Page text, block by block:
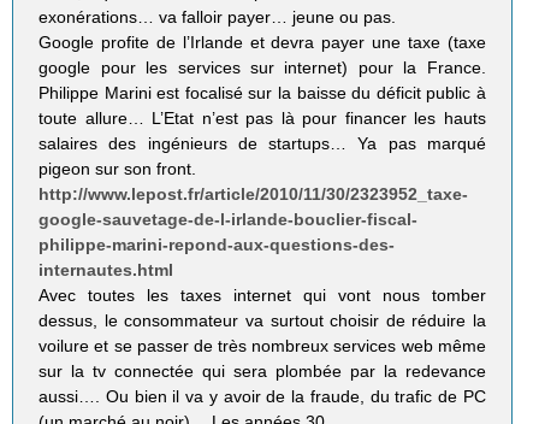
exonérations… va falloir payer… jeune ou pas.
Google profite de l’Irlande et devra payer une taxe (taxe
google pour les services sur internet) pour la France.
Philippe Marini est focalisé sur la baisse du déficit public à
toute allure… L’Etat n’est pas là pour financer les hauts
salaires des ingénieurs de startups… Ya pas marqué
pigeon sur son front.
http://www.lepost.fr/article/2010/11/30/2323952_taxe-
google-sauvetage-de-l-irlande-bouclier-fiscal-
philippe-marini-repond-aux-questions-des-
internautes.html
Avec toutes les taxes internet qui vont nous tomber
dessus, le consommateur va surtout choisir de réduire la
voilure et se passer de très nombreux services web même
sur la tv connectée qui sera plombée par la redevance
aussi…. Ou bien il va y avoir de la fraude, du trafic de PC